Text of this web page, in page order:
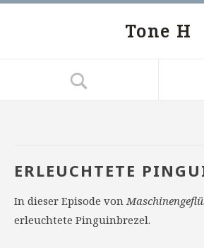
Tone H
ERLEUCHTETE
In dieser Episode von
erleuchtete Pinguinbrezel.